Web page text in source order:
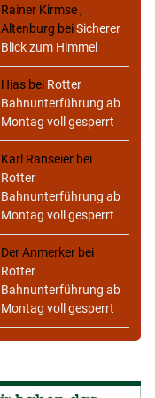
Rainer Kirmse ,
Altenburg beiSicherer
Blick zum Himmel
Hias bei Rotter
Bahnunterführung ab
Montag voll gesperrt
Karl Ranseier bei
Rotter
Bahnunterführung ab
Montag voll gesperrt
Der Anmerker bei
Rotter
Bahnunterführung ab
Montag voll gesperrt